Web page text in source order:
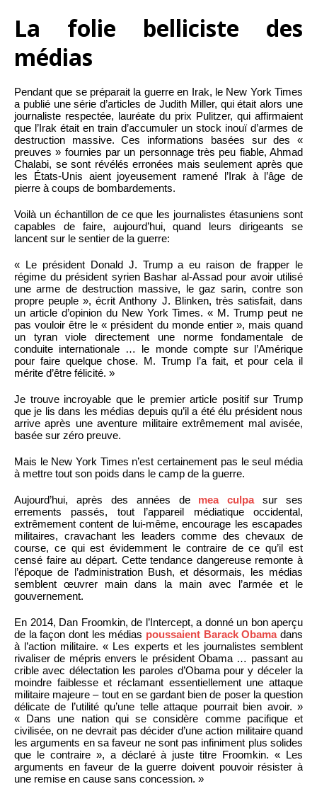
La folie belliciste des
médias
Pendant que se préparait la guerre en Irak, le New York Times
a publié une série d’articles de Judith Miller, qui était alors une
journaliste respectée, lauréate du prix Pulitzer, qui affirmaient
que l’Irak était en train d’accumuler un stock inouï d’armes de
destruction massive. Ces informations basées sur des «
preuves » fournies par un personnage très peu fiable, Ahmad
Chalabi, se sont révélés erronées mais seulement après que
les États-Unis aient joyeusement ramené l’Irak à l’âge de
pierre à coups de bombardements.
Voilà un échantillon de ce que les journalistes étasuniens sont
capables de faire, aujourd’hui, quand leurs dirigeants se
lancent sur le sentier de la guerre:
« Le président Donald J. Trump a eu raison de frapper le
régime du président syrien Bashar al-Assad pour avoir utilisé
une arme de destruction massive, le gaz sarin, contre son
propre peuple », écrit Anthony J. Blinken, très satisfait, dans
un article d’opinion du New York Times. « M. Trump peut ne
pas vouloir être le « président du monde entier », mais quand
un tyran viole directement une norme fondamentale de
conduite internationale … le monde compte sur l’Amérique
pour faire quelque chose. M. Trump l’a fait, et pour cela il
mérite d’être félicité. »
Je trouve incroyable que le premier article positif sur Trump
que je lis dans les médias depuis qu’il a été élu président nous
arrive après une aventure militaire extrêmement mal avisée,
basée sur zéro preuve.
Mais le New York Times n’est certainement pas le seul média
à mettre tout son poids dans le camp de la guerre.
Aujourd’hui, après des années de mea culpasur ses
errements passés, tout l’appareil médiatique occidental,
extrêmement content de lui-même, encourage les escapades
militaires, cravachant les leaders comme des chevaux de
course, ce qui est évidemment le contraire de ce qu’il est
censé faire au départ. Cette tendance dangereuse remonte à
l’époque de l’administration Bush, et désormais, les médias
semblent œuvrer main dans la main avec l’armée et le
gouvernement.
En 2014, Dan Froomkin, de l’Intercept, a donné un bon aperçu
de la façon dont les médias poussaient Barack Obamadans
à l’action militaire. « Les experts et les journalistes semblent
rivaliser de mépris envers le président Obama … passant au
crible avec délectation les paroles d’Obama pour y déceler la
moindre faiblesse et réclamant essentiellement une attaque
militaire majeure – tout en se gardant bien de poser la question
délicate de l’utilité qu’une telle attaque pourrait bien avoir. »
« Dans une nation qui se considère comme pacifique et
civilisée, on ne devrait pas décider d’une action militaire quand
les arguments en sa faveur ne sont pas infiniment plus solides
que le contraire », a déclaré à juste titre Froomkin. « Les
arguments en faveur de la guerre doivent pouvoir résister à
une remise en cause sans concession. »